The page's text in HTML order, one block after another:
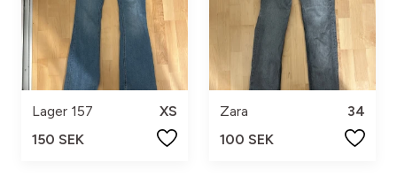
Lager 157
XS
150 SEK
Zara
34
100 SEK